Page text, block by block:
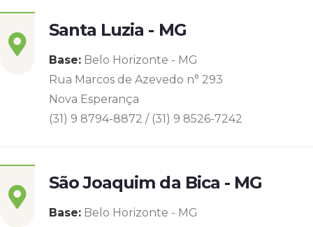
Santa Luzia - MG
Base: Belo Horizonte - MG
Rua Marcos de Azevedo n° 293
Nova Esperança
(31) 9 8794-8872 / (31) 9 8526-7242
São Joaquim da Bica - MG
Base: Belo Horizonte - MG